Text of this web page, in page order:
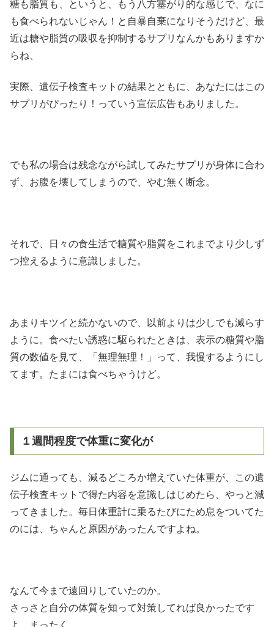
糖も脂質も、というと、もう八方塞がり的な感じで、なに
も食べられないじゃん！と自暴自棄になりそうだけど、最
近は糖や脂質の吸収を抑制するサプリなんかもありますか
らね、
実際、遺伝子検査キットの結果とともに、あなたにはこの
サプリがぴったり！っていう宣伝広告もありました。
でも私の場合は残念ながら試してみたサプリが身体に合わ
ず、お腹を壊してしまうので、やむ無く断念。
それで、日々の食生活で糖質や脂質をこれまでより少しず
つ控えるように意識しました。
あまりキツイと続かないので、以前よりは少しでも減らす
ように。食べたい誘惑に駆られたときは、表示の糖質や脂
質の数値を見て、「無理無理！」って、我慢するようにし
てます。たまには食べちゃうけど。
１週間程度で体重に変化が
ジムに通っても、減るどころか増えていた体重が、この遺
伝子検査キットで得た内容を意識しはじめたら、やっと減
ってきました。毎日体重計に乗るたびにため息をついてた
のには、ちゃんと原因があったんですよね。
なんて今まで遠回りしていたのか。
さっさと自分の体質を知って対策してれば良かったです
よ。まったく。